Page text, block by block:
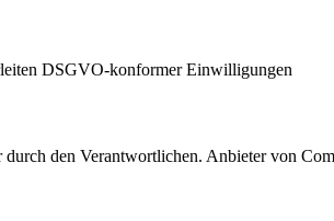
DSGVO-konformer Einwilligungen
den Verantwortlichen. Anbieter von